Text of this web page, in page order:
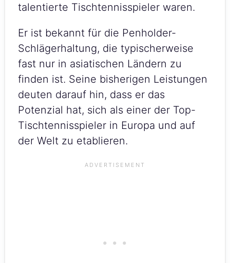
talentierte Tischtennisspieler waren.
Er ist bekannt für die Penholder-
Schlägerhaltung, die typischerweise
fast nur in asiatischen Ländern zu
finden ist. Seine bisherigen Leistungen
deuten darauf hin, dass er das
Potenzial hat, sich als einer der Top-
Tischtennisspieler in Europa und auf
der Welt zu etablieren.